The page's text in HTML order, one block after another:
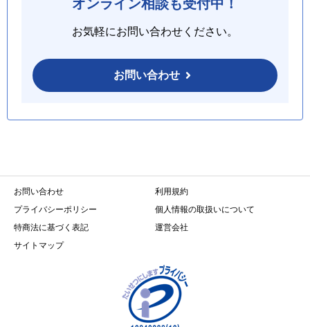
オンライン相談も受付中！
お気軽にお問い合わせください。
お問い合わせ
お問い合わせ
利用規約
プライバシーポリシー
個人情報の取扱いについて
特商法に基づく表記
運営会社
サイトマップ